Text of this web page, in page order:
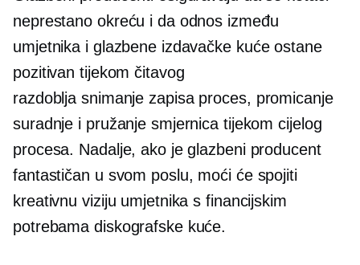
neprestano okreću i da odnos između
umjetnika i glazbene izdavačke kuće ostane
pozitivan tijekom čitavog
razdobljasnimanje zapisaproces, promicanje
suradnje i pružanje smjernica tijekom cijelog
procesa. Nadalje, ako je glazbeni producent
fantastičan u svom poslu, moći će spojiti
kreativnu viziju umjetnika s financijskim
potrebama diskografske kuće.